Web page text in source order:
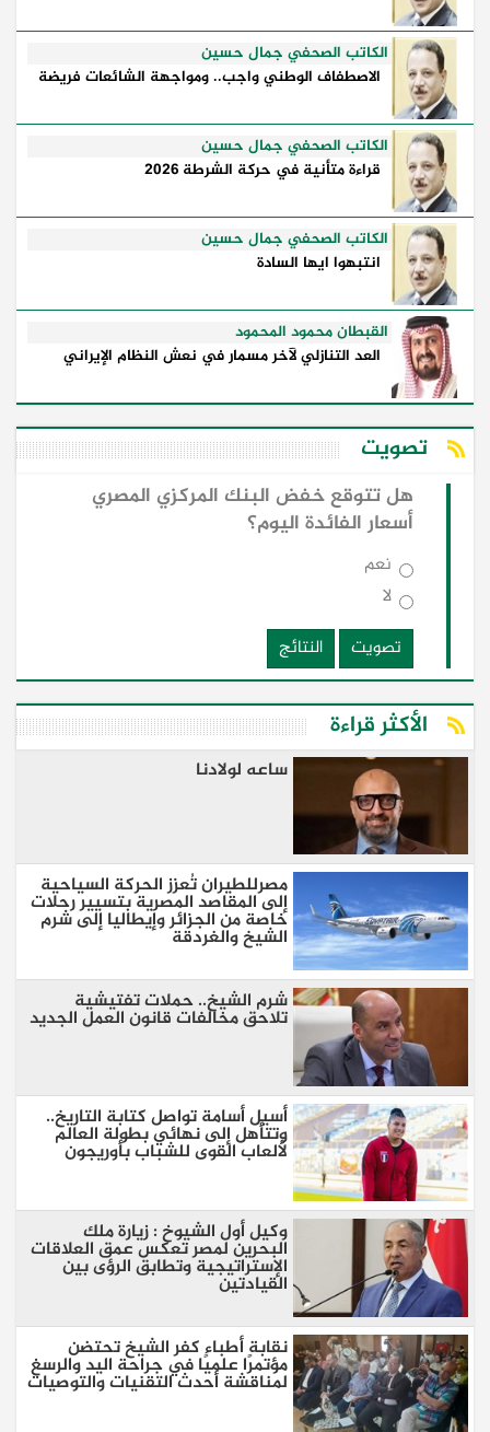
الكاتب الصحفي جمال حسين
الاصطفاف الوطني واجب.. ومواجهة الشائعات فريضة
الكاتب الصحفي جمال حسين
قراءة متأنية في حركة الشرطة 2026
الكاتب الصحفي جمال حسين
انتبهوا ايها السادة
القبطان محمود المحمود
العد التنازلي لآخر مسمار في نعش النظام الإيراني
تصويت
هل تتوقع خفض البنك المركزي المصري
أسعار الفائدة اليوم؟
نعم
لا
تصويت
النتائج
الأكثر قراءة
ساعه لولادنا
مصرللطيران تُعزز الحركة السياحية
إلى المقاصد المصرية بتسيير رحلات
خاصة من الجزائر وإيطاليا إلى شرم
الشيخ والغردقة
شرم الشيخ.. حملات تفتيشية
تلاحق مخالفات قانون العمل الجديد
أسيل أسامة تواصل كتابة التاريخ..
وتتأهل إلى نهائي بطولة العالم
لألعاب القوى للشباب بأوريجون
وكيل أول الشيوخ : زيارة ملك
البحرين لمصر تعكس عمق العلاقات
الإستراتيجية وتطابق الرؤى بين
القيادتين
نقابة أطباء كفر الشيخ تحتضن
مؤتمرًا علميًا في جراحة اليد والرسغ
لمناقشة أحدث التقنيات والتوصيات